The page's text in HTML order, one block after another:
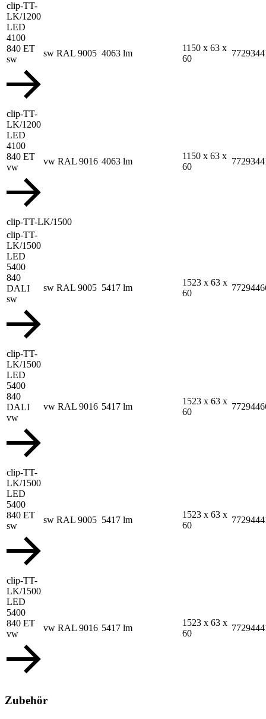
clip-TT-
LK/1200
LED
4100
840 ET
sw
sw RAL 9005 4063 lm
1150 x 63 x
60
clip-TT-
LK/1200
LED
4100
840 ET
vw
vw RAL 9016 4063 lm
1150 x 63 x
60
clip-TT-LK/1500
clip-TT-
LK/1500
LED
5400
840
DALI
sw
sw RAL 9005 5417 lm
1523 x 63 x
60
clip-TT-
LK/1500
LED
5400
840
DALI
vw
vw RAL 9016 5417 lm
1523 x 63 x
60
clip-TT-
LK/1500
LED
5400
840 ET
sw
sw RAL 9005 5417 lm
1523 x 63 x
60
clip-TT-
LK/1500
LED
5400
840 ET
vw
vw RAL 9016 5417 lm
1523 x 63 x
60
Zubehör